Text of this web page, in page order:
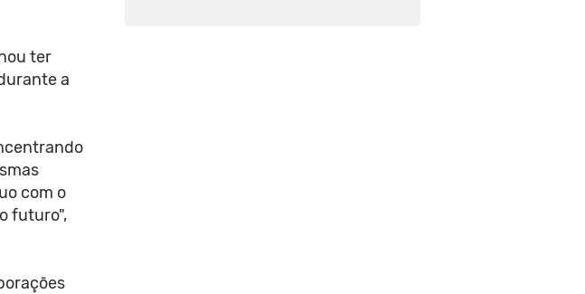
ter
a
com o
futuro",